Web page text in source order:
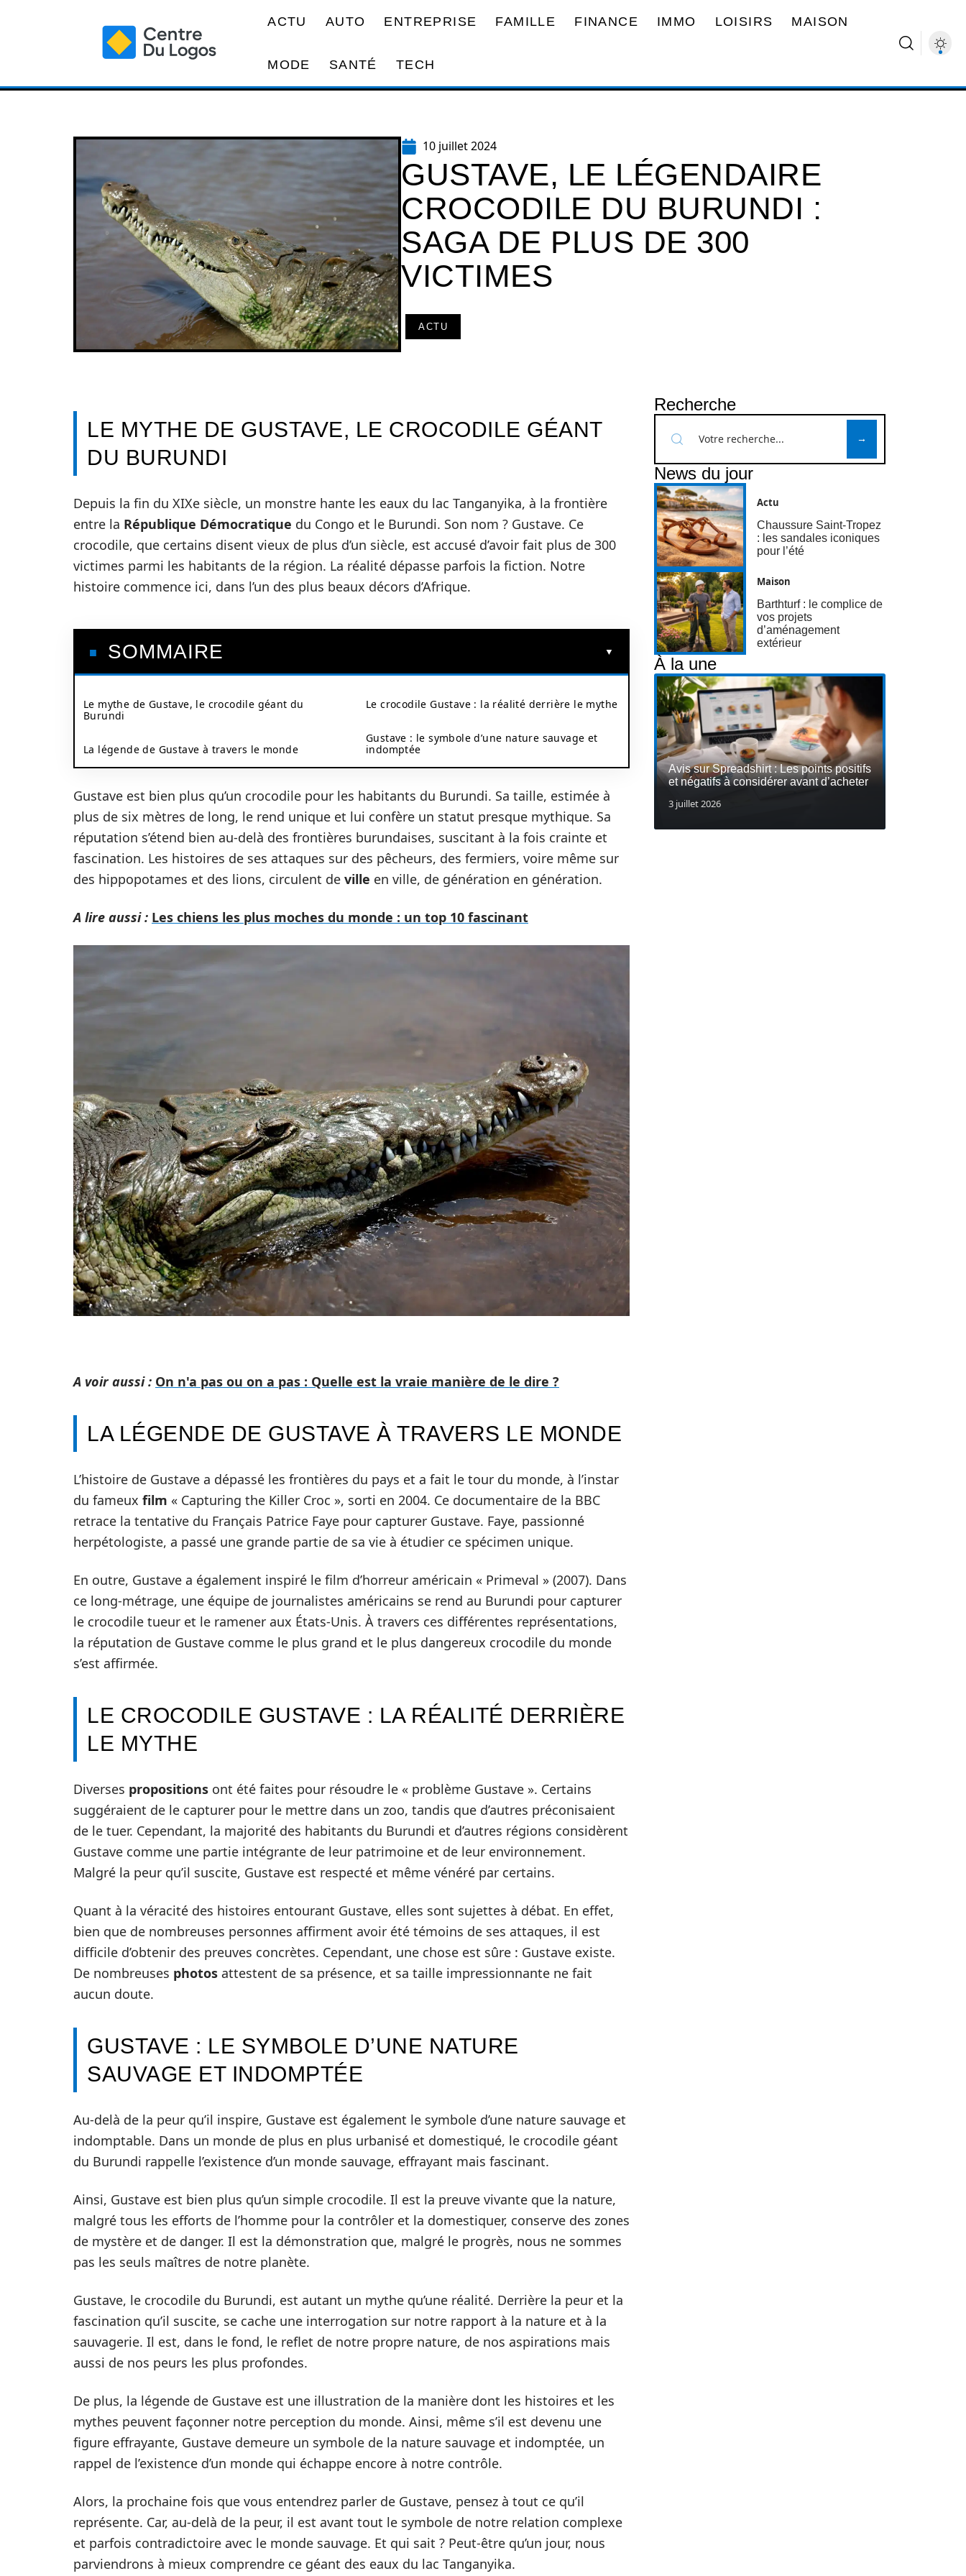
ACTU AUTO ENTREPRISE FAMILLE FINANCE IMMO LOISIRS MAISON
MODE SANTÉ TECH
10 juillet 2024
GUSTAVE, LE LÉGENDAIRE
CROCODILE DU BURUNDI :
SAGA DE PLUS DE 300
VICTIMES
ACTU
LE MYTHE DE GUSTAVE, LE CROCODILE GÉANT
DU BURUNDI
Depuis la fin du XIXe siècle, un monstre hante les eaux du lac Tanganyika, à la frontière
entre la République Démocratique du Congo et le Burundi. Son nom ? Gustave. Ce
crocodile, que certains disent vieux de plus d’un siècle, est accusé d’avoir fait plus de 300
victimes parmi les habitants de la région. La réalité dépasse parfois la fiction. Notre
histoire commence ici, dans l’un des plus beaux décors d’Afrique.
SOMMAIRE
Le mythe de Gustave, le crocodile géant du
Burundi
La légende de Gustave à travers le monde
Le crocodile Gustave : la réalité derrière le mythe
Gustave : le symbole d’une nature sauvage et
indomptée
Gustave est bien plus qu’un crocodile pour les habitants du Burundi. Sa taille, estimée à
plus de six mètres de long, le rend unique et lui confère un statut presque mythique. Sa
réputation s’étend bien au-delà des frontières burundaises, suscitant à la fois crainte et
fascination. Les histoires de ses attaques sur des pêcheurs, des fermiers, voire même sur
des hippopotames et des lions, circulent de ville en ville, de génération en génération.
A lire aussi : Les chiens les plus moches du monde : un top 10 fascinant
A voir aussi : On n'a pas ou on a pas : Quelle est la vraie manière de le dire ?
LA LÉGENDE DE GUSTAVE À TRAVERS LE MONDE
L’histoire de Gustave a dépassé les frontières du pays et a fait le tour du monde, à l’instar
du fameux film « Capturing the Killer Croc », sorti en 2004. Ce documentaire de la BBC
retrace la tentative du Français Patrice Faye pour capturer Gustave. Faye, passionné
herpétologiste, a passé une grande partie de sa vie à étudier ce spécimen unique.
En outre, Gustave a également inspiré le film d’horreur américain « Primeval » (2007). Dans
ce long-métrage, une équipe de journalistes américains se rend au Burundi pour capturer
le crocodile tueur et le ramener aux États-Unis. À travers ces différentes représentations,
la réputation de Gustave comme le plus grand et le plus dangereux crocodile du monde
s’est affirmée.
LE CROCODILE GUSTAVE : LA RÉALITÉ DERRIÈRE
LE MYTHE
Diverses propositions ont été faites pour résoudre le « problème Gustave ». Certains
suggéraient de le capturer pour le mettre dans un zoo, tandis que d’autres préconisaient
de le tuer. Cependant, la majorité des habitants du Burundi et d’autres régions considèrent
Gustave comme une partie intégrante de leur patrimoine et de leur environnement.
Malgré la peur qu’il suscite, Gustave est respecté et même vénéré par certains.
Quant à la véracité des histoires entourant Gustave, elles sont sujettes à débat. En effet,
bien que de nombreuses personnes affirment avoir été témoins de ses attaques, il est
difficile d’obtenir des preuves concrètes. Cependant, une chose est sûre : Gustave existe.
De nombreuses photos attestent de sa présence, et sa taille impressionnante ne fait
aucun doute.
GUSTAVE : LE SYMBOLE D’UNE NATURE
SAUVAGE ET INDOMPTÉE
Au-delà de la peur qu’il inspire, Gustave est également le symbole d’une nature sauvage et
indomptable. Dans un monde de plus en plus urbanisé et domestiqué, le crocodile géant
du Burundi rappelle l’existence d’un monde sauvage, effrayant mais fascinant.
Ainsi, Gustave est bien plus qu’un simple crocodile. Il est la preuve vivante que la nature,
malgré tous les efforts de l’homme pour la contrôler et la domestiquer, conserve des zones
de mystère et de danger. Il est la démonstration que, malgré le progrès, nous ne sommes
pas les seuls maîtres de notre planète.
Gustave, le crocodile du Burundi, est autant un mythe qu’une réalité. Derrière la peur et la
fascination qu’il suscite, se cache une interrogation sur notre rapport à la nature et à la
sauvagerie. Il est, dans le fond, le reflet de notre propre nature, de nos aspirations mais
aussi de nos peurs les plus profondes.
De plus, la légende de Gustave est une illustration de la manière dont les histoires et les
mythes peuvent façonner notre perception du monde. Ainsi, même s’il est devenu une
figure effrayante, Gustave demeure un symbole de la nature sauvage et indomptée, un
rappel de l’existence d’un monde qui échappe encore à notre contrôle.
Alors, la prochaine fois que vous entendrez parler de Gustave, pensez à tout ce qu’il
représente. Car, au-delà de la peur, il est avant tout le symbole de notre relation complexe
et parfois contradictoire avec le monde sauvage. Et qui sait ? Peut-être qu’un jour, nous
parviendrons à mieux comprendre ce géant des eaux du lac Tanganyika.
Recherche
News du jour
Actu
Chaussure Saint-Tropez
: les sandales iconiques
pour l’été
Maison
Barthturf : le complice de
vos projets
d’aménagement
extérieur
À la une
Avis sur Spreadshirt : Les points positifs
et négatifs à considérer avant d’acheter
3 juillet 2026